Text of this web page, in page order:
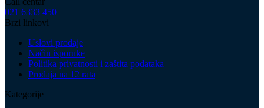
021 6333 450
Brzi linkovi
Uslovi prodaje
Način isporuke
Politika privatnosti i zaštita podataka
Prodaja na 12 rata
Kategorije